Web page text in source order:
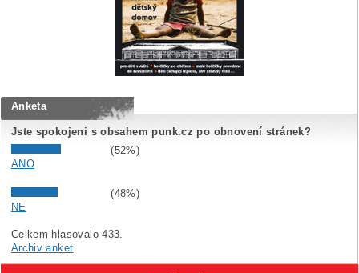
Anketa
Jste spokojeni s obsahem punk.cz po obnovení stránek?
(52%)
ANO
(48%)
NE
Celkem hlasovalo 433.
Archiv anket.